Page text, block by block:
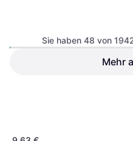
Sie haben 48 von
Mehr